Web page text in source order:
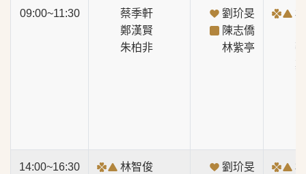
09:00~11:30
蔡季軒
鄭漢賢
朱柏非
劉玠旻
陳志僑
林紫亭
14:00~16:30
林智俊
劉玠旻